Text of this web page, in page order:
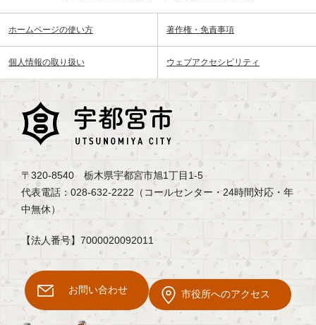
ホームページの使い方 著作権・免責事項
個人情報の取り扱い ウェブアクセシビリティ
〒320-8540 栃木県宇都宮市旭1丁目1-5
代表電話：028-632-2222（コールセンター・24時間対応・年
中無休）
【法人番号】7000020092011
お問い合わせ 市役所へのアクセス